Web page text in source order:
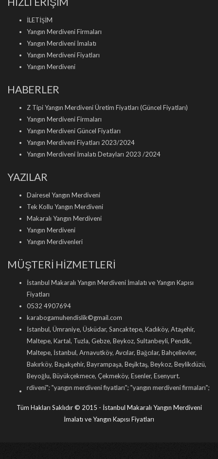
İLETİŞİM
Yangın Merdiveni Firmaları
Yangın Merdiveni İmalatı
Yangın Merdiveni Fiyatları
Yangın Merdiveni
HABERLER
Z Tipi Yangın Merdiveni Üretim Fiyatları (Güncel Fiyatları)
Yangın Merdiveni Firmaları
Yangın Merdiveni Güncel Fiyatları
Yangın Merdiveni Fiyatları 2023/2024
Yangın Merdiveni İmalatı Detayları 2023 /2024
YAZILAR
Dairesel Yangın Merdiveni
Tek Kollu Yangın Merdiveni
Makaralı Yangın Merdiveni
Yangın Merdiveni
Yangın Merdivenleri
MÜŞTERİ HİZMETLERİ
İstanbul Makaralı Yangın Merdiveni İmalatı ve Yangın Kapısı
Fiyatları
0532 4907694
karabogamuhendislik©gmail.com
İstanbul, Ümraniye, Üsküdar, Sancaktepe, Kadıköy, Ataşehir,
Maltepe, Kartal, Tuzla, Gebze, Beykoz, Sultanbeyli, Pendik,
Maltepe, İstanbul, Arnavutköy, Avcılar, Bağcılar, Bahçelievler,
Bakırköy, Başakşehir, Bayrampaşa, Beşiktaş, Beykoz, Beylikdüzü,
Beyoğlu, Büyükçekmece, Çekmeköy, Esenler, Esenyurt.
yangın merdiveni fiyatları"; "yangın merdiveni firmaları"; "yangın
Tüm Hakları Saklıdır © 2015 - İstanbul Makaralı Yangın Merdiveni
İmalatı ve Yangın Kapısı Fiyatları